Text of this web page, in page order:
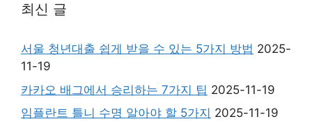
최신 글
서울 청년대출 쉽게 받을 수 있는 5가지 방법 2025-
11-19
카카오 배그에서 승리하는 7가지 팁 2025-11-19
임플란트 틀니 수명 알아야 할 5가지 2025-11-19